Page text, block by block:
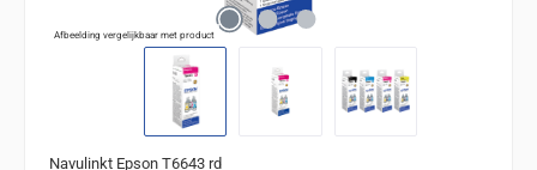
Afbeelding vergelijkbaar met product
Navulinkt Epson T6643 rd